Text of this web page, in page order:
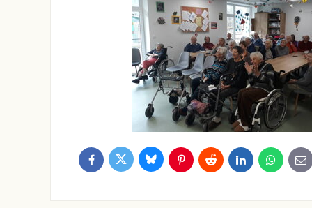
FacebookTwitter BlueskyPinterestReddit LinkedInWhatsApp
E-